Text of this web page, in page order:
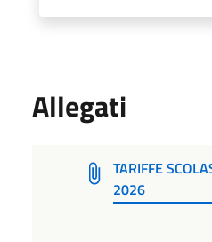
Allegati
TARIFFE
2026